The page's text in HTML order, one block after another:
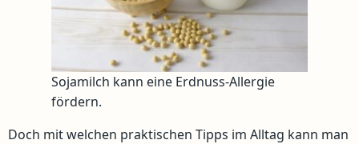
Sojamilch kann eine Erdnuss-Allergie
fördern.
Doch mit welchen praktischen Tipps im Alltag kann man